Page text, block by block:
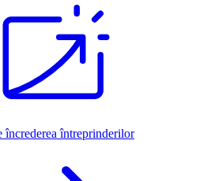
încrederea întreprinderilor